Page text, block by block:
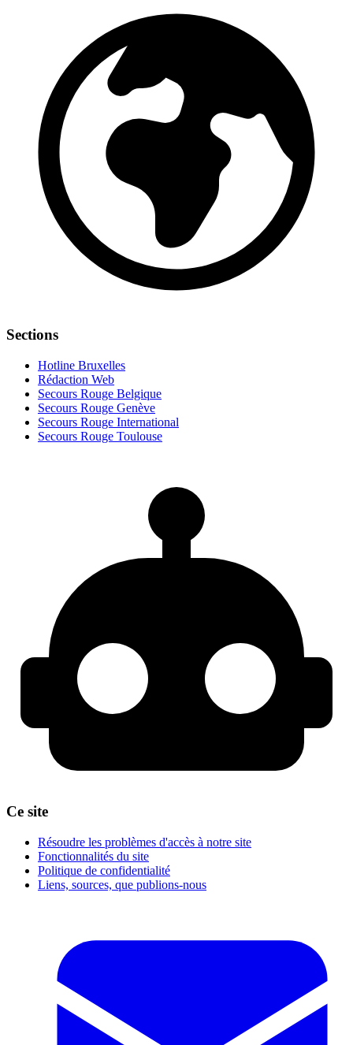
Sections
Hotline Bruxelles
Rédaction Web
Secours Rouge Belgique
Secours Rouge Genève
Secours Rouge International
Secours Rouge Toulouse
Ce site
Résoudre les problèmes d'accès à notre site
Fonctionnalités du site
Politique de confidentialité
Liens, sources, que publions-nous